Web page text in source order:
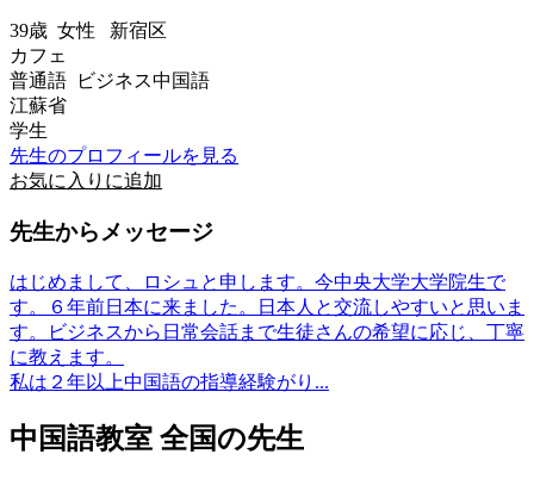
39歳 女性 新宿区
カフェ
普通語 ビジネス中国語
江蘇省
学生
先生のプロフィールを見る
お気に入りに追加
先生からメッセージ
はじめまして、ロシュと申します。今中央大学大学院生で
す。６年前日本に来ました。日本人と交流しやすいと思いま
す。ビジネスから日常会話まで生徒さんの希望に応じ、丁寧
に教えます。
私は２年以上中国語の指導経験がり...
中国語教室 全国の先生